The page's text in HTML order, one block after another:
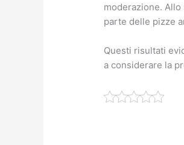
moderazione.
parte delle pizze
Questi risultati
a considerare la